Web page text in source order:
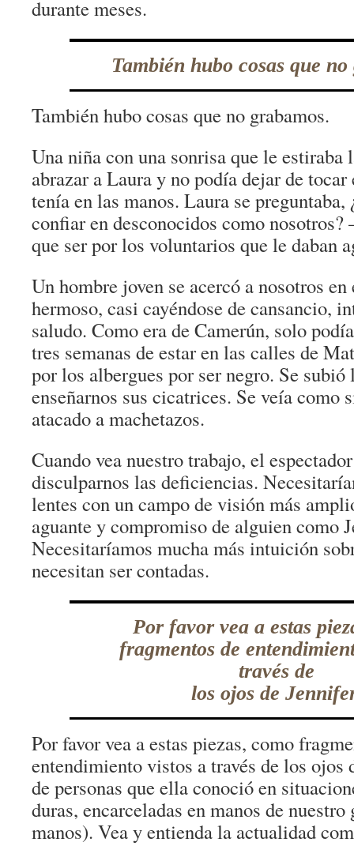
durante meses.
También hubo cosas que
También hubo cosas que no grabamos.
Una niña con una sonrisa que le estiraba
abrazar a Laura y no podía dejar de
tenía en las manos. Laura se
confiar en desconocidos como nosotros?
que ser por los voluntarios que le daban
Un hombre joven se acercó a nosotros
hermoso, casi cayéndose de cansancio,
saludo. Como era de Camerún, solo
tres semanas de estar en las calles de
por los albergues por ser negro. Se subió
enseñarnos sus cicatrices. Se veía como
atacado a machetazos.
Cuando vea nuestro trabajo, el
disculparnos las deficiencias.
lentes con un campo de visión más
aguante y compromiso de alguien como
Necesitaríamos mucha más intuición
necesitan ser contadas.
Por favor vea a estas
fragmentos de
través de
los ojos de
Por favor vea a estas piezas, como
entendimiento vistos a través de los ojos
de personas que ella conoció en
duras, encarceladas en manos de
manos). Vea y entienda la actualidad